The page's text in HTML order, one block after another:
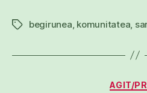
Etiketakbegirunea, komunitatea,
AGIT/